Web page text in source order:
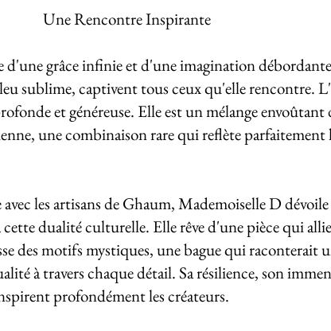
Une Rencontre Inspirante
grâce infinie et d'une imagination
sublime, captivent tous ceux qu'elle rencontre.
et généreuse. Elle est un mélange
une combinaison rare qui reflète parfaitement
les artisans de Ghaum, Mademoiselle D
dualité culturelle. Elle rêve d'une pièce qui
des motifs mystiques, une bague qui raconterait
à travers chaque détail. Sa résilience, son
profondément les créateurs.